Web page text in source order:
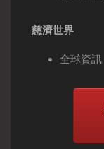
慈濟世界
全球資訊